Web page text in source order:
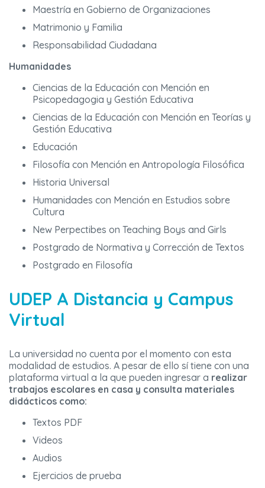
Maestría en Gobierno de Organizaciones
Matrimonio y Familia
Responsabilidad Ciudadana
Humanidades
Ciencias de la Educación con Mención en
Psicopedagogia y Gestión Educativa
Ciencias de la Educación con Mención en Teorías y
Gestión Educativa
Educación
Filosofía con Mención en Antropología Filosófica
Historia Universal
Humanidades con Mención en Estudios sobre
Cultura
New Perpectibes on Teaching Boys and Girls
Postgrado de Normativa y Corrección de Textos
Postgrado en Filosofía
UDEP A Distancia y Campus
Virtual
La universidad no cuenta por el momento con esta
modalidad de estudios. A pesar de ello sí tiene con una
plataforma virtual a la que pueden ingresar a realizar
trabajos escolares en casa y consulta materiales
didácticos como:
Textos PDF
Videos
Audios
Ejercicios de prueba